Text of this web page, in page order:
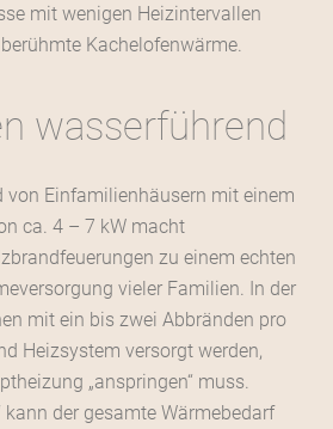
mit wenigen Heizintervallen
Kachelofenwärme.
wasserführend
von Einfamilienhäusern mit einem
ca. 4 – 7 kW macht
zu einem echten
vieler Familien. In der
mit ein bis zwei Abbränden pro
Heizsystem versorgt werden,
„anspringen“ muss.
kann der gesamte Wärmebedarf